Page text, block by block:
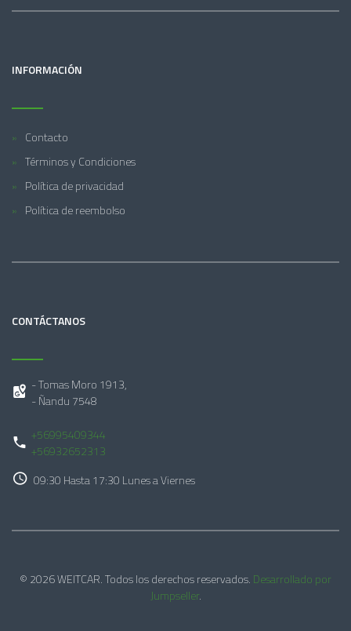
INFORMACIÓN
Contacto
Términos y Condiciones
Política de privacidad
Política de reembolso
CONTÁCTANOS
- Tomas Moro 1913,
- Ñandu 7548
+56995409344
+56932652313
09:30 Hasta 17:30 Lunes a Viernes
© 2026 WEITCAR. Todos los derechos reservados. Desarrollado por
Jumpseller.